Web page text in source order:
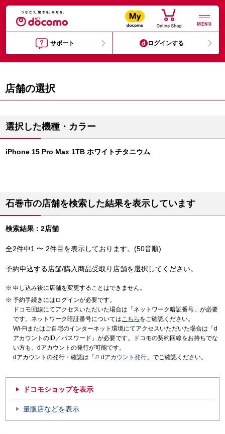
MENU
サポート ログインする
店舗の選択
選択した機種・カラー
iPhone 15 Pro Max 1TB ホワイトチタニウム
石巻市の店舗を検索した結果を表示しています
検索結果：2店舗
全2件中1 〜 2件目を表示しております。(50音順)
予約申込する店舗/購入商品受取り店舗を選択してください。
申し込み後に店舗を変更することはできません。
予約手続きにはログインが必要です。
ドコモ回線にてアクセスいただいた場合は「ネットワーク暗証番号」が必要
です。ネットワーク暗証番号についてはこちら をご確認ください。
Wi-Fiまたはご自宅のインターネット環境にてアクセスいただいた場合は「d
アカウントのID／パスワード」が必要です。ドコモの契約回線をお持ちでな
い方も、dアカウントの発行が可能です。
dアカウントの発行・確認は「
dアカウント発行 」でご確認ください。
ドコモショップを表示
量販店などを表示